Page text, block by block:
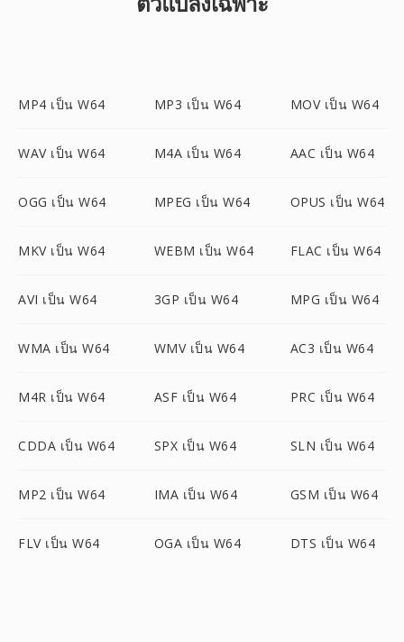
MP4 เป็น W64 MP3 เป็น W64 MOV เป็น W64
WAV เป็น W64 M4A เป็น W64 AAC เป็น W64
OGG เป็น W64 MPEG เป็น W64 OPUS เป็น W64
MKV เป็น W64 WEBM เป็น W64 FLAC เป็น W64
AVI เป็น W64 3GP เป็น W64 MPG เป็น W64
WMA เป็น W64 WMV เป็น W64 AC3 เป็น W64
M4R เป็น W64 ASF เป็น W64 PRC เป็น W64
CDDA เป็น W64 SPX เป็น W64 SLN เป็น W64
MP2 เป็น W64 IMA เป็น W64 GSM เป็น W64
FLV เป็น W64 OGA เป็น W64 DTS เป็น W64